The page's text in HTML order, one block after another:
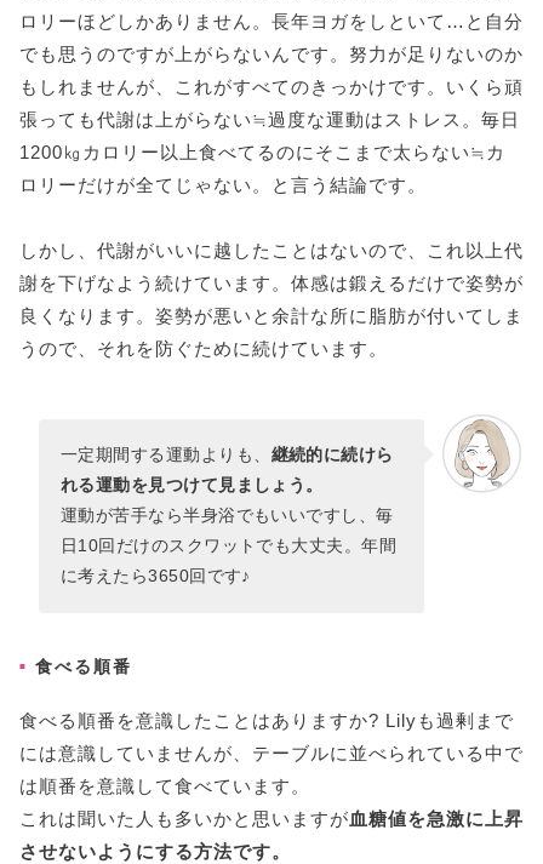
ロリーほどしかありません。長年ヨガをしといて…と自分
でも思うのですが上がらないんです。努力が足りないのか
もしれませんが、これがすべてのきっかけです。いくら頑
張っても代謝は上がらない≒過度な運動はストレス。毎日
1200㎏カロリー以上食べてるのにそこまで太らない≒カ
ロリーだけが全てじゃない。と言う結論です。
しかし、代謝がいいに越したことはないので、これ以上代
謝を下げなよう続けています。体感は鍛えるだけで姿勢が
良くなります。姿勢が悪いと余計な所に脂肪が付いてしま
うので、それを防ぐために続けています。
一定期間する運動よりも、 継続的に続けら
れる運動を見つけて見ましょう。
運動が苦手なら半身浴でもいいですし、毎
日10回だけのスクワットでも大丈夫。年間
に考えたら3650回です♪
食べる順番
食べる順番を意識したことはありますか? Lilyも過剰まで
には意識していませんが、テーブルに並べられている中で
は順番を意識して食べています。
これは聞いた人も多いかと思いますが血糖値を急激に上昇
させないようにする方法です。